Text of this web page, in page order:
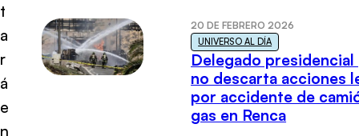
t
a
r
á
e
n
20 DE FEBRERO 2026
UNIVERSO AL DÍA
Delegado presidencial
no descarta acciones
por accidente de
gas en Renca